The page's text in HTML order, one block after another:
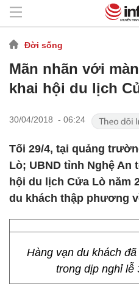
Đời sống
Mãn nhãn với
khai hội du lịch
30/04/2018 - 06:24
Tối 29/4, tại quảng
Lò; UBND tỉnh Nghệ An
hội du lịch Cửa Lò năm
du khách thập phương
Hàng vạn du khách
trong dịp nghỉ lễ